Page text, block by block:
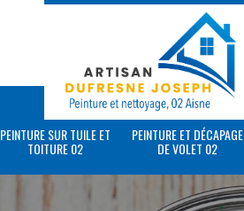
PEINTURE SUR TUILE ET
TOITURE 02
PEINTURE ET DÉCAPAGE
DE VOLET 02